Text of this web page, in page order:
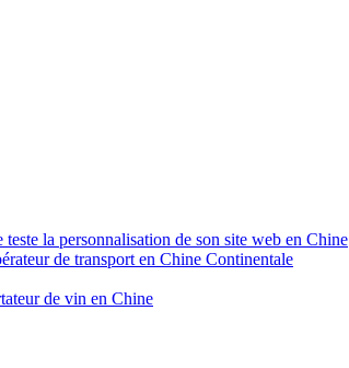
la personnalisation de son site web en Chine
de transport en Chine Continentale
de vin en Chine